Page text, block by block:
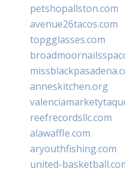
petshopallston.com
avenue26tacos.com
topgglasses.com
anneskitchen.org
reefrecordsllc.com
alawaffle.com
aryouthfishing.com
united-